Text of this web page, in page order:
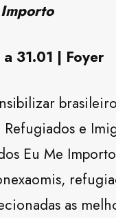
31.01 | Foyer
e
Eu Me
as